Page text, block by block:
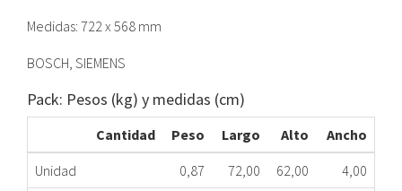
Medidas: 722 x 568 mm
BOSCH, SIEMENS
Pack: Pesos (kg) y medidas (cm)
Cantidad Peso Largo Alto
Ancho
Unidad
0,87 72,00 62,00
4,00